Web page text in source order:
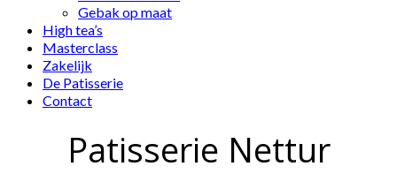
Gebak op maat
High tea’s
Masterclass
Zakelijk
De Patisserie
Contact
Patisserie Nettur